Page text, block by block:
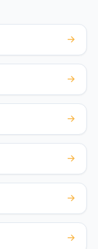
→
→
→
→
→
→